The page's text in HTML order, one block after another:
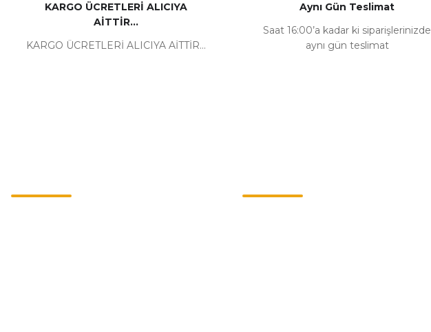
KARGO ÜCRETLERİ ALICIYA
AİTTİR...
KARGO ÜCRETLERİ ALICIYA AİTTİR...
Aynı Gün Teslimat
Saat 16:00’a kadar ki siparişlerinizde
aynı gün teslimat